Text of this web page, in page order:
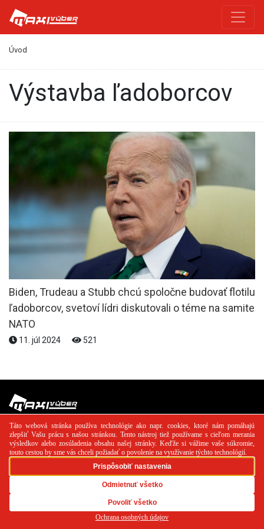
Úvod
výstavba ľadoborcov
Biden, Trudeau a Stubb chcú spoločne budovať flotilu
ľadoborcov, svetoví lídri diskutovali o téme na samite
NATO
11. júl 2024 521
PR článok Reklama Spolupráca Kontakt
Zásady
používania cookies
RSS